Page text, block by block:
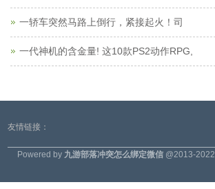
一轿车突然马路上倒行，紧接起火！司
一代神机的含金量! 这10款PS2动作RPG,
友情链接：
Powered by 九游部落冲突怎么绑定微信@2013-2022